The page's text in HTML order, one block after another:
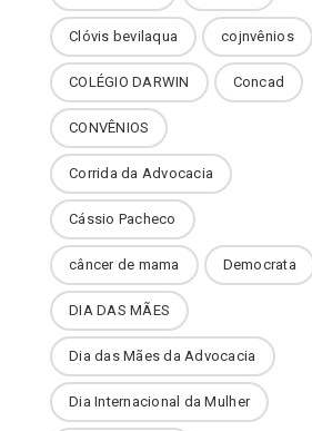
Clóvis bevilaqua cojnvênios
COLÉGIO DARWIN Concad
CONVÊNIOS
Corrida da Advocacia
Cássio Pacheco
câncer de mama Democrata
DIA DAS MÃES
Dia das Mães da Advocacia
Dia Internacional da Mulher